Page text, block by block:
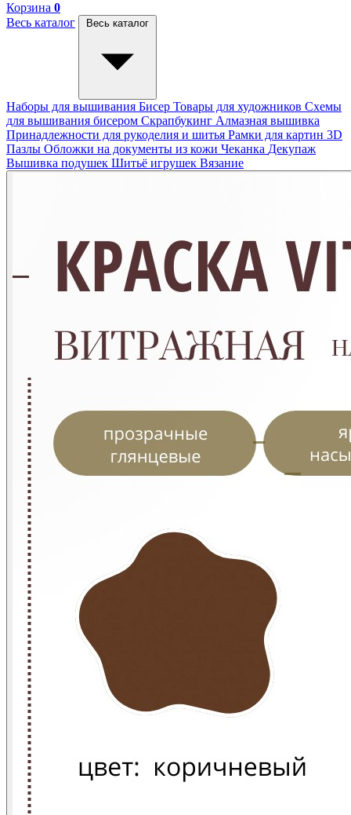
Корзина 0
Весь каталог
Весь каталог
Наборы для вышивания Бисер Товары для художников Схемы
для вышивания бисером Скрапбукинг Алмазная вышивка
Принадлежности для рукоделия и шитья Рамки для картин 3D
Пазлы Обложки на документы из кожи Чеканка Декупаж
Вышивка подушек Шитьё игрушек Вязание